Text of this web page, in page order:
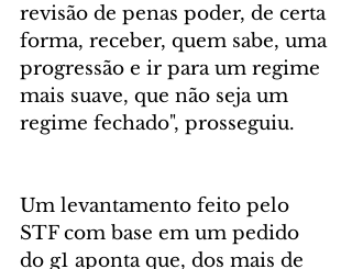
revisão de penas poder, de certa
forma, receber, quem sabe, uma
progressão e ir para um regime
mais suave, que não seja um
regime fechado", prosseguiu.
Um levantamento feito pelo
STF com base em um pedido
do g1 aponta que, dos mais de